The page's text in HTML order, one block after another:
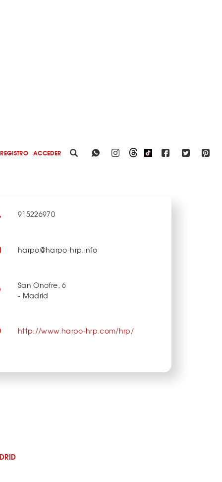
REGISTRO ACCEDER
915226970
harpo@harpo-hrp.info
San Onofre, 6
- Madrid
http://www.harpo-hrp.com/hrp/